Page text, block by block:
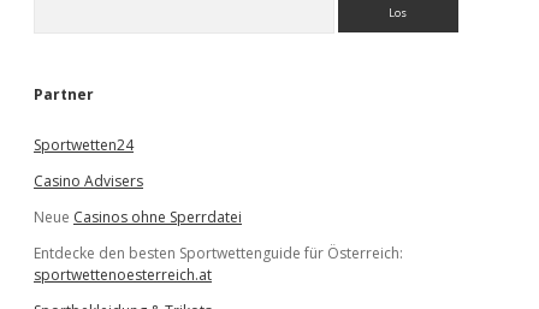
e
Partner
Sportwetten24
Casino Advisers
Neue Casinos ohne Sperrdatei
Entdecke den besten Sportwettenguide für Österreich:
sportwettenoesterreich.at